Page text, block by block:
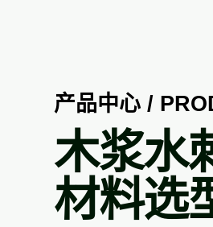
产品中心 /
木浆水
材料选